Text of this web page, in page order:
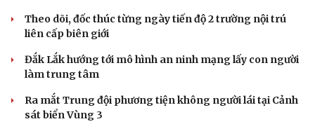
Theo dõi, đốc thúc từng ngày tiến độ 2 trường nội trú
liên cấp biên giới
Đắk Lắk hướng tới mô hình an ninh mạng lấy con người
làm trung tâm
Ra mắt Trung đội phương tiện không người lái tại Cảnh
sát biển Vùng 3